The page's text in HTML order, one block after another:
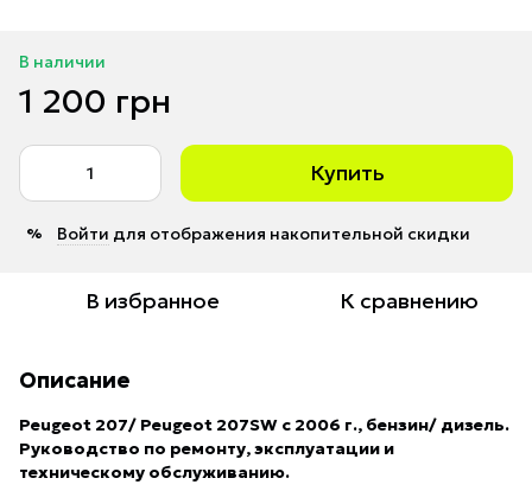
В наличии
1 200 грн
Купить
% Войти для отображения накопительной скидки
В избранное К сравнению
Описание
Peugeot 207/ Peugeot 207SW с 2006 г., бензин/ дизель.
Руководство по ремонту, эксплуатации и
техническому обслуживанию.